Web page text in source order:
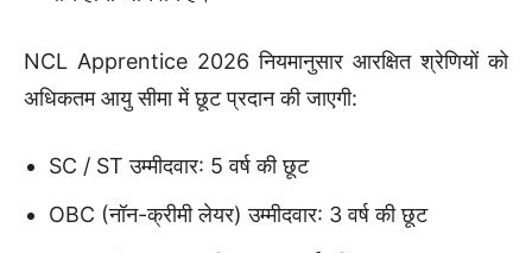
NCL Apprentice 2026 नियमानुसार आरक्षित श्रेणियों को
अधिकतम आयु सीमा में छूट प्रदान की जाएगी:
SC / ST उम्मीदवार: 5 वर्ष की छूट
OBC (नॉन-क्रीमी लेयर) उम्मीदवार: 3 वर्ष की छूट